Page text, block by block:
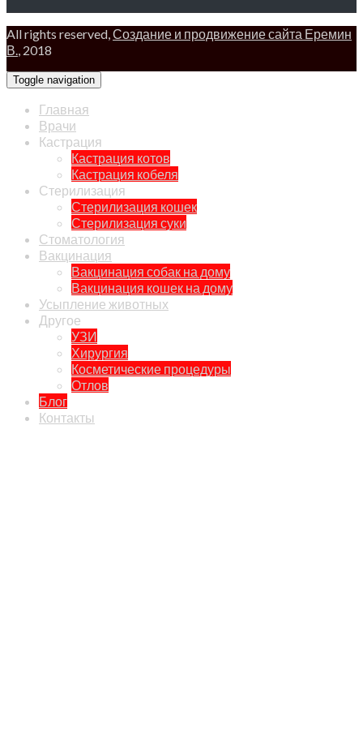
All rights reserved,Создание и продвижение сайта Еремин
В., 2018
Toggle navigation
Главная
Врачи
Кастрация
Кастрация котов
Кастрация кобеля
Стерилизация
Стерилизация кошек
Стерилизация суки
Стоматология
Вакцинация
Вакцинация собак на дому
Вакцинация кошек на дому
Усыпление животных
Другое
УЗИ
Хирургия
Косметические процедуры
Отлов
Блог
Контакты